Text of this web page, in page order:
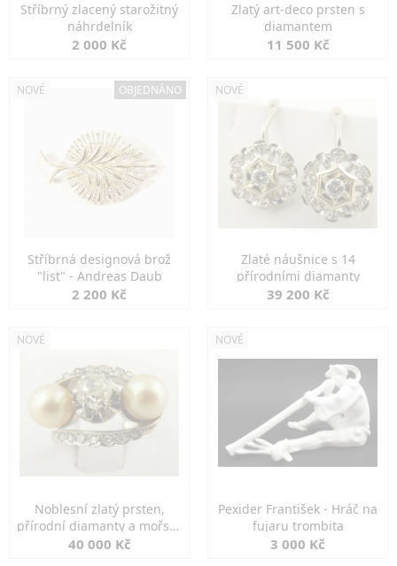
Stříbrný zlacený starožitný
náhrdelník
2 000 Kč
Zlatý art-deco prsten s
diamantem
11 500 Kč
NOVÉ OBJEDNÁNO
Stříbrná designová brož
"list" - Andreas Daub
2 200 Kč
NOVÉ
Zlaté náušnice s 14
přírodními diamanty
39 200 Kč
NOVÉ
Noblesní zlatý prsten,
přírodní diamanty a mořské
perly
40 000 Kč
NOVÉ
Pexider František - Hráč na
fujaru trombita
3 000 Kč